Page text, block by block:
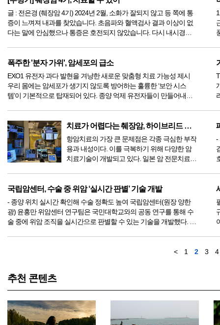
글 : 전은경 (췌장암 4기) 2024년 2월, 소화가 잘되지 않고 등 쪽에 통
증이 느껴져 내과를 찾았습니다. 초음파와 혈액검사 결과 이상이 없
다는 말에 안심했으나 통증은 호전되지 않았습니다. 다시 내시경검
폭주한 '분자 가위', 암세포의 급소
EXO1 유전자 과다 발현을 겨냥한 새로운 맞춤형 치료 가능성 제시
우리 몸에는 암세포가 생기지 않도록 방어하는 훌륭한 ‘보안 시스
템’이 기본적으로 탑재되어 있다. 종양 억제 유전자들이 만들어내는
치료가 어렵다는 췌장암, 하이브리드 리포솜 등 복합치료로 결과 확...
항암치료의 가장 큰 문제점은 각종 극심한 부작
용과 내성이다. 이를 극복하기 위해 다양한 암
치료기술이 개발되고 있다. 일본 암 전문치료
역치료(PDT), IVR(TACE)치료를 실시해서...
-
국립암센터, 수술 중 위암 ‘실시간 판별’ 기술 개발
- 종양 위치 실시간 확인해 수술 정확도 높여 국립암센터(원장 양한
광) 윤홍만 위암센터 연구팀은 국민대학교와의 공동 연구를 통해 수
술 중에 위암 조직을 실시간으로 판별할 수 있는 기술을 개발했다. 이
<
1 2 3 4
추천 콘텐츠